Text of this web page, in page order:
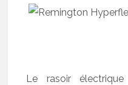
Le rasoir électrique